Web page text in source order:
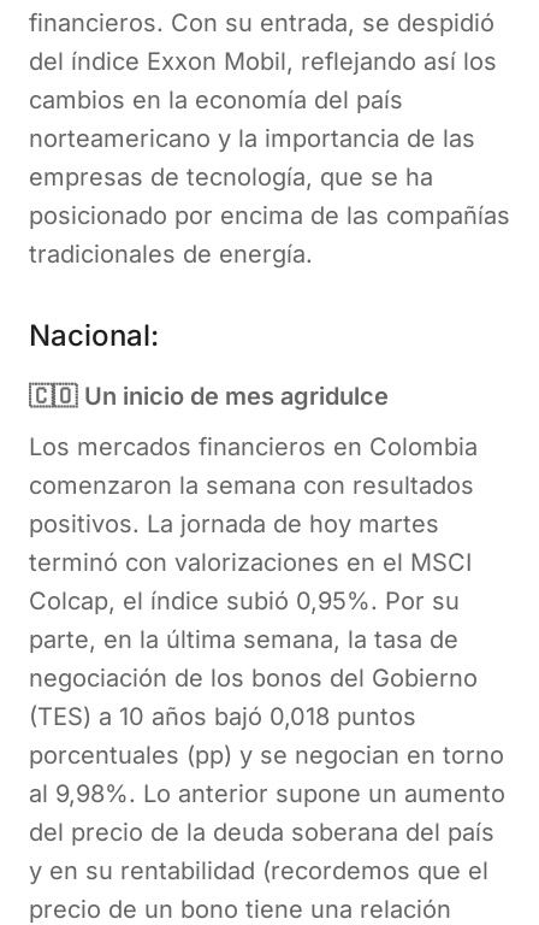
financieros. Con su entrada, se despidió
del índice Exxon Mobil, reflejando así los
cambios en la economía del país
norteamericano y la importancia de las
empresas de tecnología, que se ha
posicionado por encima de las compañías
tradicionales de energía.
Nacional:
🇨🇴 Un inicio de mes agridulce
Los mercados financieros en Colombia
comenzaron la semana con resultados
positivos. La jornada de hoy martes
terminó con valorizaciones en el MSCI
Colcap, el índice subió 0,95%. Por su
parte, en la última semana, la tasa de
negociación de los bonos del Gobierno
(TES) a 10 años bajó 0,018 puntos
porcentuales (pp) y se negocian en torno
al 9,98%. Lo anterior supone un aumento
del precio de la deuda soberana del país
y en su rentabilidad (recordemos que el
precio de un bono tiene una relación